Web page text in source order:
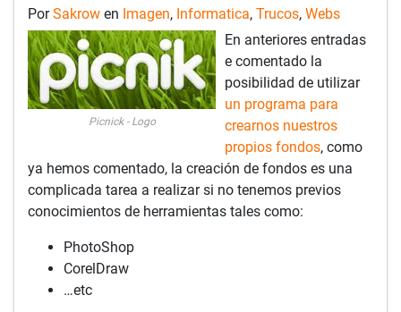
PorSakrow en Imagen, Informatica, Trucos, Webs
Picnick - Logo
En anteriores entradas
e comentado la
posibilidad de utilizar
un programa para
crearnos nuestros
propios fondos, como
ya hemos comentado, la creación de fondos es una
complicada tarea a realizar si no tenemos previos
conocimientos de herramientas tales como:
PhotoShop
CorelDraw
…etc